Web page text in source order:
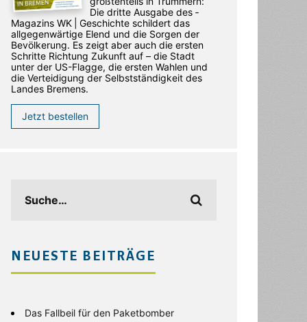
Die dritte Ausgabe des ­
Magazins WK | Geschichte schildert das
allgegenwärtige Elend und die Sorgen der
Bevölkerung. Es zeigt aber auch die ersten
Schritte Richtung Zukunft auf – die Stadt
unter der US-Flagge, die ersten Wahlen und
die Verteidigung der Selbstständigkeit des
Landes Bremens.
Jetzt bestellen
NEUESTE BEITRÄGE
Das Fallbeil für den Paketbomber